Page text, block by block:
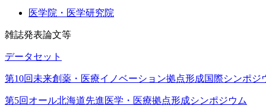
医学院・医学研究院
雑誌発表論文等
データセット
第10回未来創薬・医療イノベーション拠点形成国際シンポジ
第5回オール北海道先進医学・医療拠点形成シンポジウム